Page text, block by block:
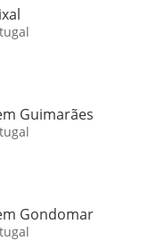
Guimarães
Gondomar